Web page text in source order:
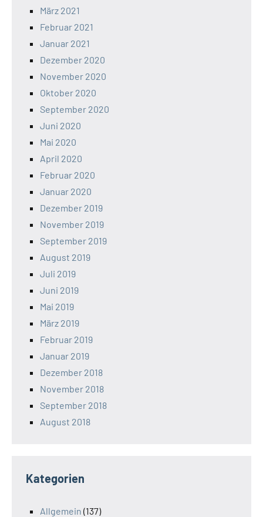
März 2021
Februar 2021
Januar 2021
Dezember 2020
November 2020
Oktober 2020
September 2020
Juni 2020
Mai 2020
April 2020
Februar 2020
Januar 2020
Dezember 2019
November 2019
September 2019
August 2019
Juli 2019
Juni 2019
Mai 2019
März 2019
Februar 2019
Januar 2019
Dezember 2018
November 2018
September 2018
August 2018
Kategorien
Allgemein (137)